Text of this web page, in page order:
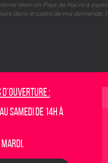
Vexin en Pays de Nacre à
dans le cadre de ma demande.
:
samedi de 14h à